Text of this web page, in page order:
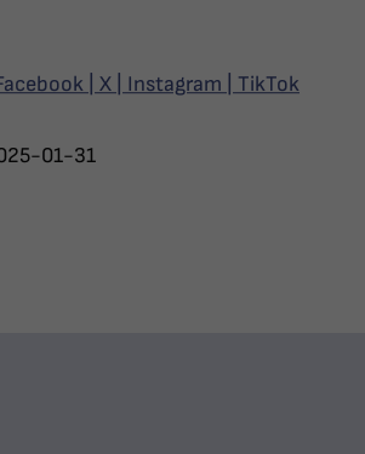
X Instagram TikTok
01-31
på Facebook